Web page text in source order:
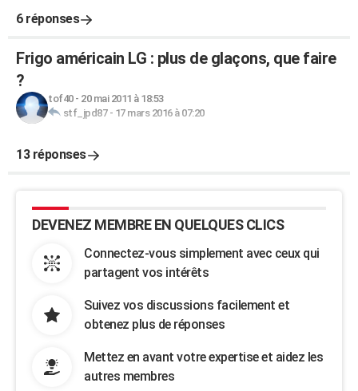
6 réponses
Frigo américain LG : plus de glaçons, que faire
?
tof40- 20 mai 2011 à 18:53
stf_jpd87- 17 mars 2016 à 07:20
13 réponses
DEVENEZ MEMBRE EN QUELQUES CLICS
Connectez-vous simplement avec ceux qui
partagent vos intérêts
Suivez vos discussions facilement et
obtenez plus de réponses
Mettez en avant votre expertise et aidez les
autres membres